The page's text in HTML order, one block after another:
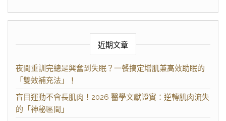
近期文章
夜間重訓完總是興奮到失眠？一餐搞定增肌兼高效助眠的
「雙效補充法」！
盲目運動不會長肌肉！2026 醫學文獻證實：逆轉肌肉流失
的「神秘區間」